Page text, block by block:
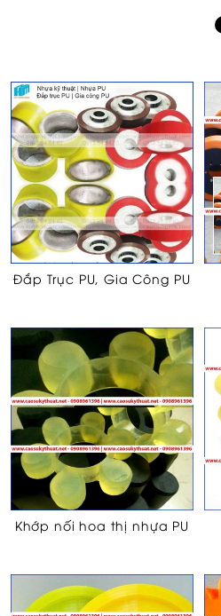
Đắp Trục PU, Gia Công PU
Khớp nối hoa thị nhựa PU